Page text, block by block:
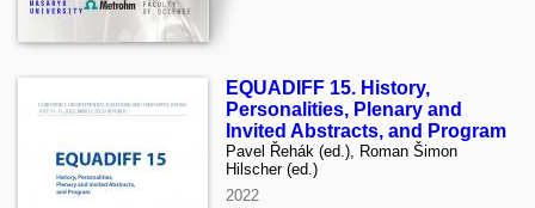
EQUADIFF 15. History,
Personalities, Plenary and
Invited Abstracts, and Program
Pavel Řehák (ed.), Roman Šimon
Hilscher (ed.)
2022